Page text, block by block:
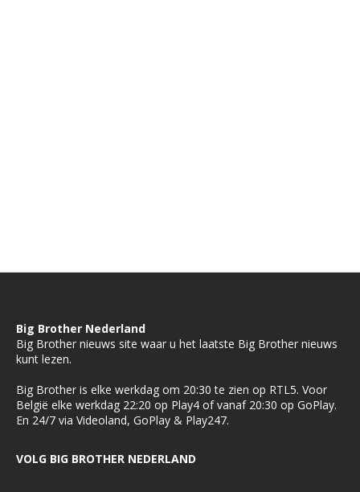
Big Brother Nederland
Big Brother nieuws site waar u het laatste Big Brother nieuws
kunt lezen.
Big Brother is elke werkdag om 20:30 te zien op RTL5. Voor
België elke werkdag 22:20 op Play4 of vanaf 20:30 op GoPlay.
En 24/7 via Videoland, GoPlay & Play247.
VOLG BIG BROTHER NEDERLAND